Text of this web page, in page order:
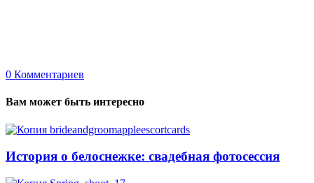
0 Комментариев
Вам может быть интересно
История о белоснежке: свадебная фотосессия